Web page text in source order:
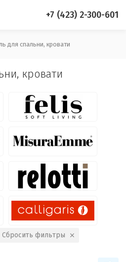
+7 (423) 2-300-601
для спальни, кровати
кровати
Сбросить фильтры